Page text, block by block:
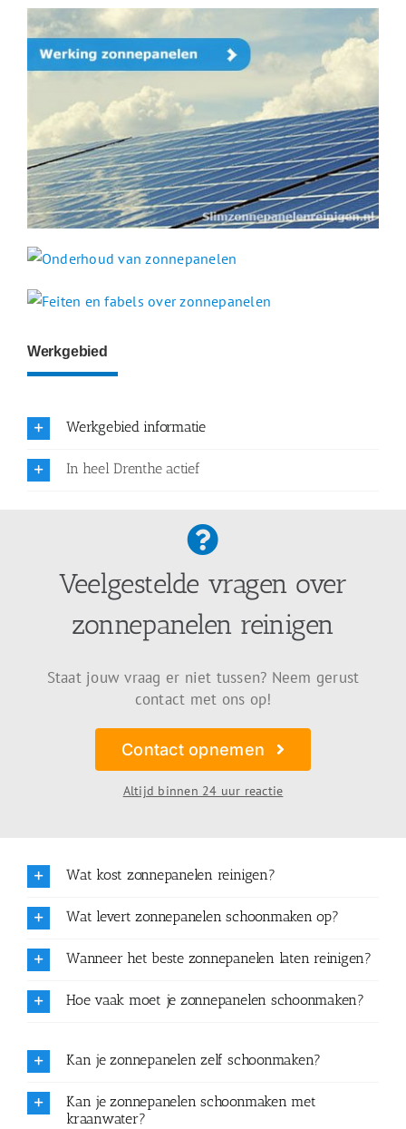
Werkgebied
Werkgebied informatie
In heel Drenthe actief
Veelgestelde vragen over
zonnepanelen reinigen
Staat jouw vraag er niet tussen? Neem gerust
contact met ons op!
Contact opnemen
Altijd binnen 24 uur reactie
Wat kost zonnepanelen reinigen?
Wat levert zonnepanelen schoonmaken op?
Wanneer het beste zonnepanelen laten reinigen?
Hoe vaak moet je zonnepanelen schoonmaken?
Kan je zonnepanelen zelf schoonmaken?
Kan je zonnepanelen schoonmaken met
kraanwater?